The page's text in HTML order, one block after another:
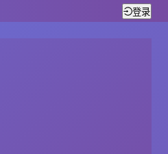
登录